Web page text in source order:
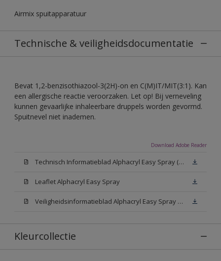
Airmix spuitapparatuur
Technische & veiligheidsdocumentatie
Bevat 1,2-benzisothiazool-3(2H)-on en C(M)IT/MIT(3:1). Kan
een allergische reactie veroorzaken. Let op! Bij verneveling
kunnen gevaarlijke inhaleerbare druppels worden gevormd.
Spuitnevel niet inademen.
Download Adobe Reader
Technisch Informatieblad Alphacryl Easy Spray (PDF)
Leaflet Alphacryl Easy Spray
Veiligheidsinformatieblad Alphacryl Easy Spray White W05 (MSDS)
Kleurcollectie